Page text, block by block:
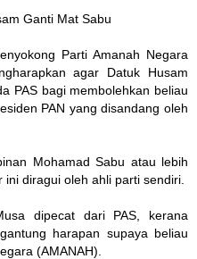
Ganti Mat Sabu
Parti Amanah Negara
agar Datuk Husam
PAS bagi membolehkan beliau
PAN yang disandang oleh
Mohamad Sabu atau lebih
diragui oleh ahli parti sendiri.
dipecat dari PAS, kerana
harapan supaya beliau
(AMANAH).